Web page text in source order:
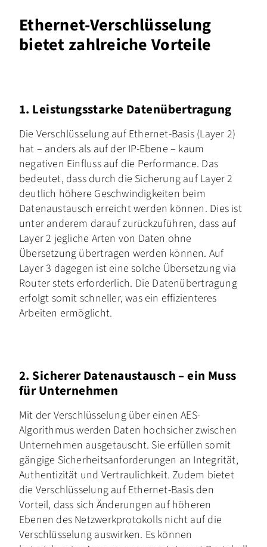
Ethernet-Verschlüsselung
bietet zahlreiche Vorteile
1. Leistungsstarke Datenübertragung
Die Verschlüsselung auf Ethernet-Basis (Layer 2)
hat – anders als auf der IP-Ebene – kaum
negativen Einfluss auf die Performance. Das
bedeutet, dass durch die Sicherung auf Layer 2
deutlich höhere Geschwindigkeiten beim
Datenaustausch erreicht werden können. Dies ist
unter anderem darauf zurückzuführen, dass auf
Layer 2 jegliche Arten von Daten ohne
Übersetzung übertragen werden können. Auf
Layer 3 dagegen ist eine solche Übersetzung via
Router stets erforderlich. Die Datenübertragung
erfolgt somit schneller, was ein effizienteres
Arbeiten ermöglicht.
2. Sicherer Datenaustausch – ein Muss
für Unternehmen
Mit der Verschlüsselung über einen AES-
Algorithmus werden Daten hochsicher zwischen
Unternehmen ausgetauscht. Sie erfüllen somit
gängige Sicherheitsanforderungen an Integrität,
Authentizität und Vertraulichkeit. Zudem bietet
die Verschlüsselung auf Ethernet-Basis den
Vorteil, dass sich Änderungen auf höheren
Ebenen des Netzwerkprotokolls nicht auf die
Verschlüsselung auswirken. Es können